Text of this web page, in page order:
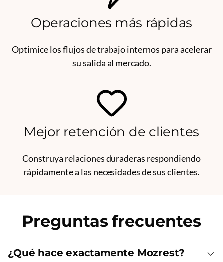
Operaciones más rápidas
Optimice los flujos de trabajo internos para acelerar
su salida al mercado.
Mejor retención de clientes
Construya relaciones duraderas respondiendo
rápidamente a las necesidades de sus clientes.
Preguntas frecuentes
¿Qué hace exactamente Mozrest?